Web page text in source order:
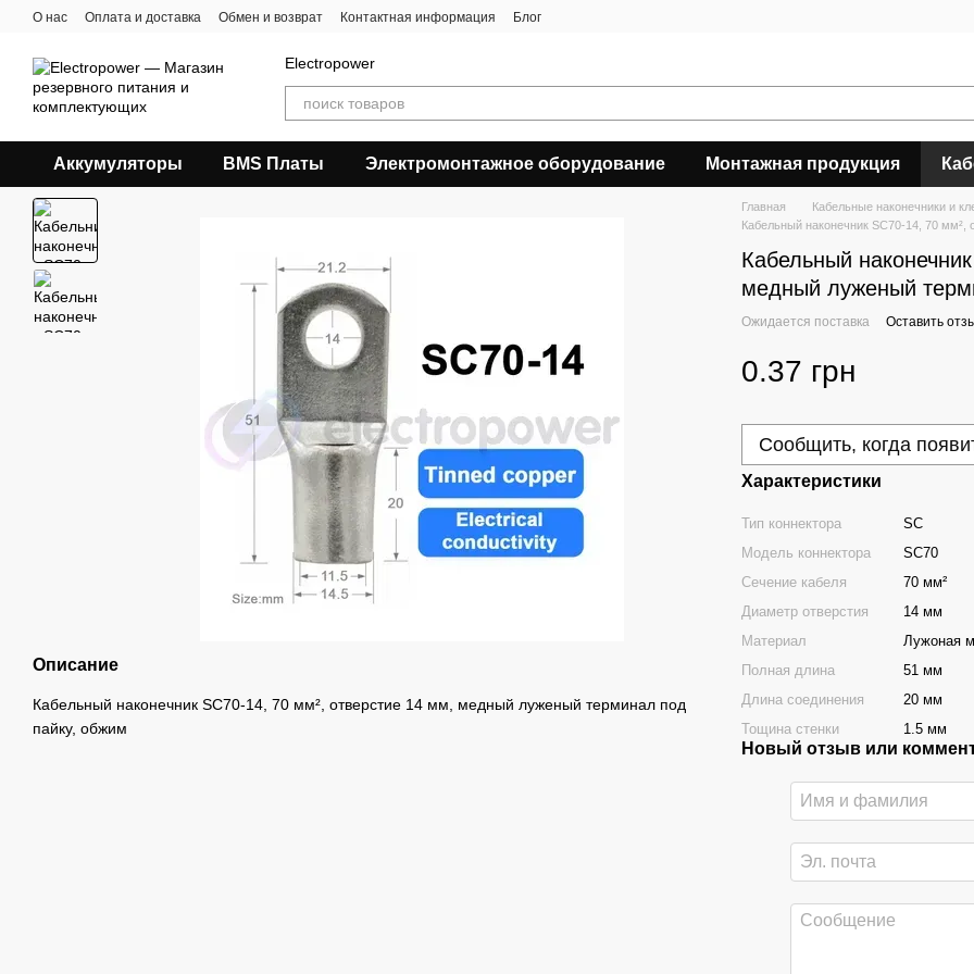
Перейти к основному контенту
О нас Оплата и доставка Обмен и возврат Контактная информация Блог
Electropower
Аккумуляторы BMS Платы Электромонтажное оборудование Монтажная продукция
Описание
Кабельный наконечник SC70-14, 70 мм², отверстие 14 мм, медный луженый терминал под
пайку, обжим
Главная Кабельные наконечники и
Кабельный наконечник SC70-14, 70
Кабельный
медный луженый
Ожидается поставка Оставить
0.37 грн
Сообщить, когда
Характеристики
Тип коннектора
SC
Модель коннектора
SC70
Сечение кабеля
70 мм²
Диаметр отверстия
14 мм
Материал
Лужоная
Полная длина
51 мм
Длина соединения
20 мм
Тощина стенки
1.5 мм
Новый отзыв или